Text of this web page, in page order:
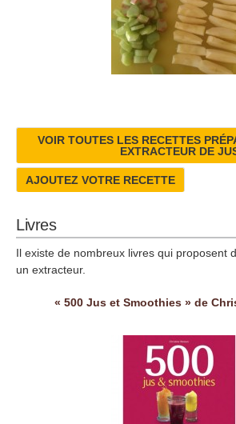
VOIR TOUTES LES RECETTES
EXTRACTEUR DE
AJOUTEZ VOTRE RECETTE
Livres
Il existe de nombreux livres qui proposent
un extracteur.
« 500 Jus et Smoothies » de